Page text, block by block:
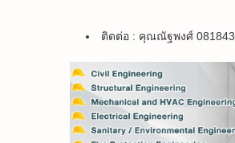
ติดต่อ : คุณณัฐพงศ์